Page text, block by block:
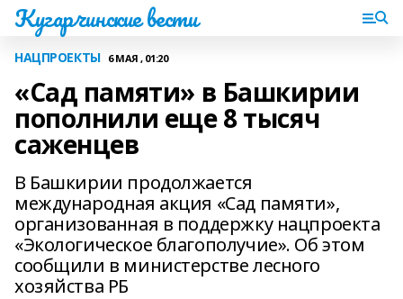
Кугарчинские вести
НАЦПРОЕКТЫ 6 МАЯ , 01:20
«Сад памяти» в Башкирии
пополнили еще 8 тысяч
саженцев
В Башкирии продолжается
международная акция «Сад памяти»,
организованная в поддержку нацпроекта
«Экологическое благополучие». Об этом
сообщили в министерстве лесного
хозяйства РБ